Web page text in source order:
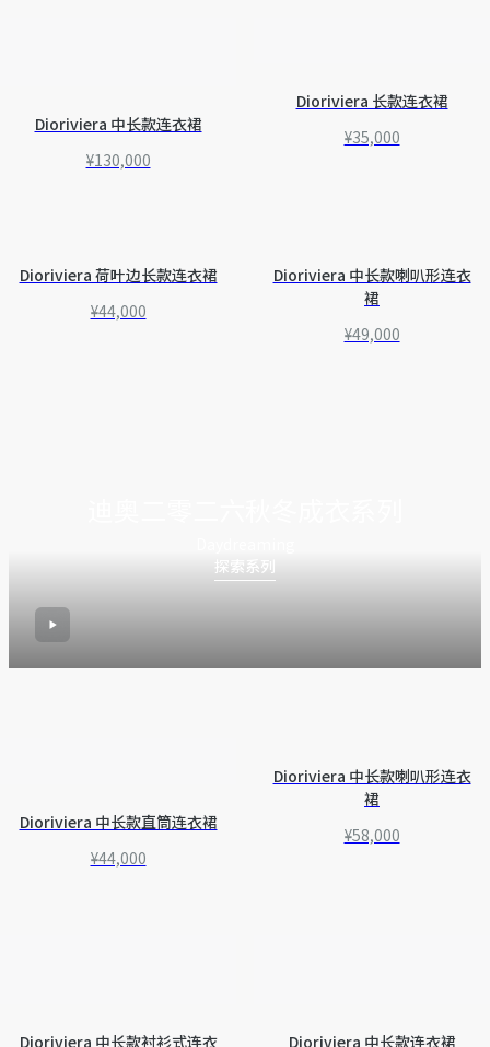
Dioriviera 中长款连衣裙
¥130,000
Dioriviera 长款连衣裙
¥35,000
Dioriviera 荷叶边长款连衣裙
¥44,000
Dioriviera 中长款喇叭形连衣
裙
¥49,000
探索系列
Dioriviera 中长款直筒连衣裙
¥44,000
Dioriviera 中长款喇叭形连衣
裙
¥58,000
Dioriviera 中长款衬衫式连衣 Dioriviera 中长款连衣裙